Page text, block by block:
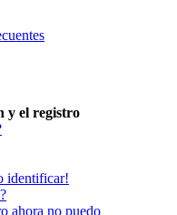
y el registro
identificar!
ahora no puedo